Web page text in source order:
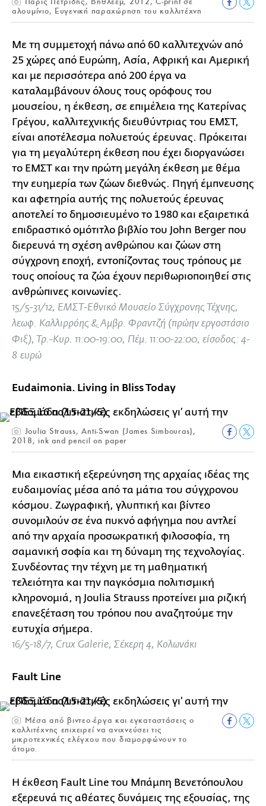
αλουμίνιο, Ευγενική παραχώρηση του καλλιτέχνη
Με τη συμμετοχή πάνω από 60 καλλιτεχνών από
25 χώρες από Ευρώπη, Ασία, Αφρική και Αμερική
και με περισσότερα από 200 έργα να
καταλαμβάνουν όλους τους ορόφους του
μουσείου, η έκθεση, σε επιμέλεια της Κατερίνας
Γρέγου, καλλιτεχνικής διευθύντριας του ΕΜΣΤ,
είναι αποτέλεσμα πολυετούς έρευνας. Πρόκειται
για τη μεγαλύτερη έκθεση που έχει διοργανώσει
το ΕΜΣΤ και την πρώτη μεγάλη έκθεση με θέμα
την ευημερία των ζώων διεθνώς. Πηγή έμπνευσης
και αφετηρία αυτής της πολυετούς έρευνας
αποτελεί το δημοσιευμένο το 1980 και εξαιρετικά
επιδραστικό ομότιτλο βιβλίο του John Berger που
διερευνά τη σχέση ανθρώπου και ζώων στη
σύγχρονη εποχή, εντοπίζοντας τους τρόπους με
τους οποίους τα ζώα έχουν περιθωριοποιηθεί στις
ανθρώπινες κοινωνίες.
15/5-31/12, ΕΜΣΤ-Εθνικό Μουσείο Σύγχρονης Τέχνης,
λεωφ. Καλλιρρόης & Αμβρ. Φραντζή (πρώην εργοστάσιο
Φιξ), Τρ.-Κυρ. 11:00-19:00, Πέμ. 11:00-22:00, είσοδος: 4-
8 ευρώ
Eudaimonia. Living in Bliss Today
Joulia Strauss, Anti-Swan (James Simbouras),
2018, ink and pencil on paper
Mια εικαστική εξερεύνηση της αρχαίας ιδέας της
ευδαιμονίας μέσα από τα μάτια του σύγχρονου
κόσμου. Ζωγραφική, γλυπτική και βίντεο
συνομιλούν σε ένα πυκνό αφήγημα που αντλεί
από την αρχαία προσωκρατική φιλοσοφία, τη
σαμανική σοφία και τη δύναμη της τεχνολογίας.
Συνδέοντας την τέχνη με τη μαθηματική
τελειότητα και την παγκόσμια πολιτισμική
κληρονομιά, η Joulia Strauss προτείνει μια ριζική
επανεξέταση του τρόπου που αναζητούμε την
ευτυχία σήμερα.
16/5-18/7, Crux Galerie, Σέκερη 4, Κολωνάκι
Fault Line
Μέσα από βιντεο-έργα και εγκαταστάσεις ο
καλλιτέχνης επιχειρεί να ανιχνεύσει τις
μικροτεχνικές ελέγχου που διαμορφώνουν το
άτομο.
Η έκθεση Fault Line του Μπάμπη Βενετόπουλου
εξερευνά τις αθέατες δυνάμεις της εξουσίας, της